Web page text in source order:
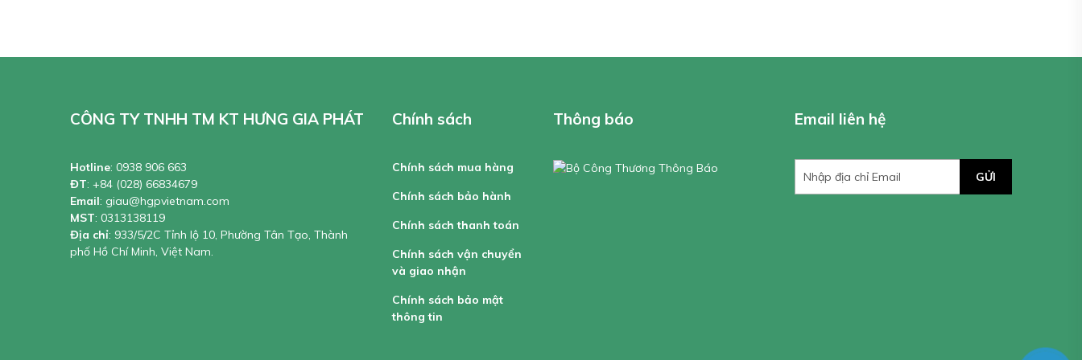
CÔNG TY TNHH TM KT HƯNG GIA PHÁT
Hotline: 0938 906 663
ĐT: +84 (028) 66834679
Email: giau@hgpvietnam.com
MST: 0313138119
Địa chỉ: 933/5/2C Tỉnh lộ 10, Phường Tân Tạo, Thành
phố Hồ Chí Minh, Việt Nam.
Chính sách
Chính sách mua hàng
Chính sách bảo hành
Chính sách thanh toán
Chính sách vận chuyển
và giao nhận
Chính sách bảo mật
thông tin
Thông báo Email liên hệ
GỬI